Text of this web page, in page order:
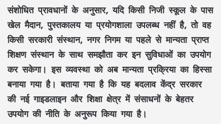
संशोधित प्रावधानों के अनुसार, यदि किसी निजी स्कूल के पास
खेल मैदान, पुस्तकालय या प्रयोगशाला उपलब्ध नहीं है, तो वह
किसी सरकारी संस्थान, नगर निगम या पहले से मान्यता प्राप्त
शिक्षण संस्थान के साथ समझौता कर इन सुविधाओं का उपयोग
कर सकेगा। इस व्यवस्था को अब मान्यता प्रक्रिया का हिस्सा
बनाया गया है। बताया गया है कि यह बदलाव केंद्र सरकार
की नई गाइडलाइन और शिक्षा क्षेत्र में संसाधनों के बेहतर
उपयोग की नीति के अनुरूप किया गया है।